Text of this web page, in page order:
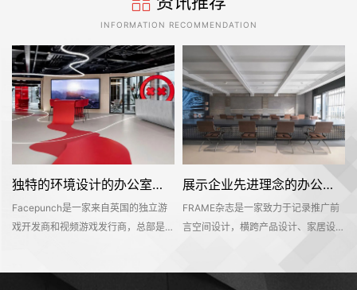
INFORMATION RECOMMENDATION
独特的环境设计的办公室装修空间是怎样打造的——Facepunch
Facepunch是一家来自英国的独立游
戏开发商和视频游戏发行商，总部是位
所有员工的社交活动中心，同时也能够
展示企业先进理念的办公室装修设计空间是怎样的——FRAME
FRAME杂志是一家致力于记录推广前
言空间设计，横跨产品设计、家居设
是一个工作环境，也是一个企业理念的